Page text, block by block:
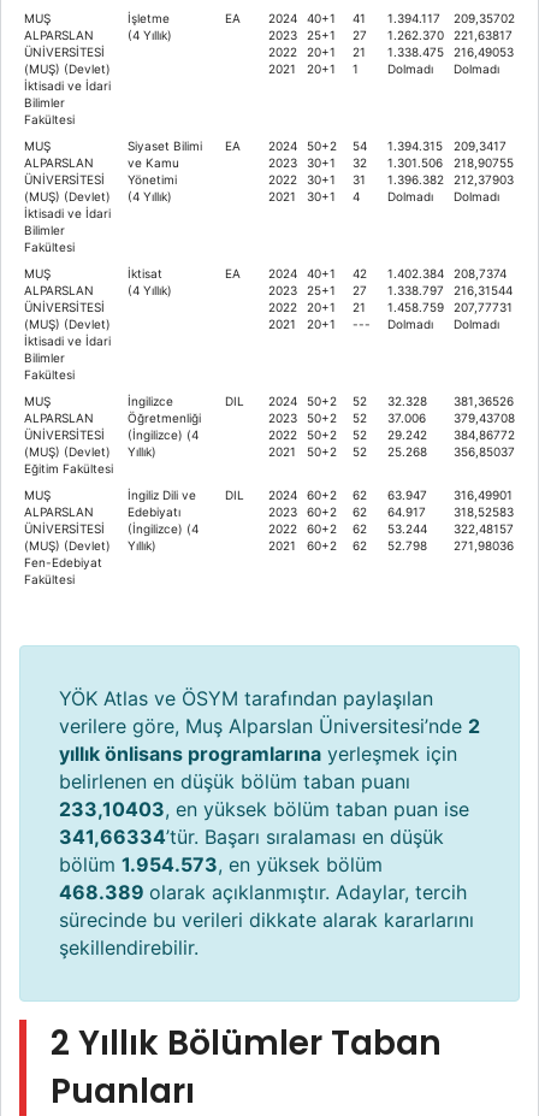
MUŞ
ALPARSLAN
ÜNİVERSİTESİ
(MUŞ) (Devlet)
İktisadi ve İdari
Bilimler
Fakültesi
İşletme
(4 Yıllık)
EA
2024
2023
2022
2021
40+1
25+1
20+1
20+1
41
27
21
1
1.394.117
1.262.370
1.338.475
Dolmadı
209,35702
221,63817
216,49053
Dolmadı
MUŞ
ALPARSLAN
ÜNİVERSİTESİ
(MUŞ) (Devlet)
İktisadi ve İdari
Bilimler
Fakültesi
Siyaset Bilimi
ve Kamu
Yönetimi
(4 Yıllık)
EA
2024
2023
2022
2021
50+2
30+1
30+1
30+1
54
32
31
4
1.394.315
1.301.506
1.396.382
Dolmadı
209,3417
218,90755
212,37903
Dolmadı
MUŞ
ALPARSLAN
ÜNİVERSİTESİ
(MUŞ) (Devlet)
İktisadi ve İdari
Bilimler
Fakültesi
İktisat
(4 Yıllık)
EA
2024
2023
2022
2021
40+1
25+1
20+1
20+1
42
27
21
---
1.402.384
1.338.797
1.458.759
Dolmadı
208,7374
216,31544
207,77731
Dolmadı
MUŞ
ALPARSLAN
ÜNİVERSİTESİ
(MUŞ) (Devlet)
Eğitim Fakültesi
İngilizce
Öğretmenliği
(İngilizce) (4
Yıllık)
DIL
2024
2023
2022
2021
50+2
50+2
50+2
50+2
52
52
52
52
32.328
37.006
29.242
25.268
381,36526
379,43708
384,86772
356,85037
MUŞ
ALPARSLAN
ÜNİVERSİTESİ
(MUŞ) (Devlet)
Fen-Edebiyat
Fakültesi
İngiliz Dili ve
Edebiyatı
(İngilizce) (4
Yıllık)
DIL
2024
2023
2022
2021
60+2
60+2
60+2
60+2
62
62
62
62
63.947
64.917
53.244
52.798
316,49901
318,52583
322,48157
271,98036
YÖK Atlas ve ÖSYM tarafından paylaşılan
verilere göre, Muş Alparslan Üniversitesi’nde 2
yıllık önlisans programlarına yerleşmek için
belirlenen en düşük bölüm taban puanı
233,10403, en yüksek bölüm taban puan ise
341,66334’tür. Başarı sıralaması en düşük
bölüm 1.954.573, en yüksek bölüm
468.389 olarak açıklanmıştır. Adaylar, tercih
sürecinde bu verileri dikkate alarak kararlarını
şekillendirebilir.
2 Yıllık Bölümler Taban
Puanları